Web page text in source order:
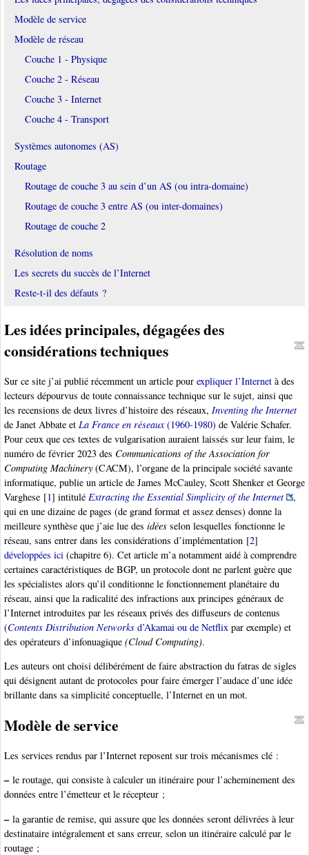
Modèle de service
Modèle de réseau
Couche 1 - Physique
Couche 2 - Réseau
Couche 3 - Internet
Couche 4 - Transport
Systèmes autonomes (AS)
Routage
Routage de couche 3 au sein d’un AS (ou intra-domaine)
Routage de couche 3 entre AS (ou inter-domaines)
Routage de couche 2
Résolution de noms
Les secrets du succès de l’Internet
Reste-t-il des défauts ?
Les idées principales, dégagées des
considérations techniques
Sur ce site j’ai publié récemment un article pour expliquer l’Internet à des
lecteurs dépourvus de toute connaissance technique sur le sujet, ainsi que
les recensions de deux livres d’histoire des réseaux, Inventing the Internet
de Janet Abbate et La France en réseaux(1960-1980) de Valérie Schafer.
Pour ceux que ces textes de vulgarisation auraient laissés sur leur faim, le
numéro de février 2023 des Communications of the Association for
Computing Machinery (CACM), l’organe de la principale société savante
informatique, publie un article de James McCauley, Scott Shenker et George
Varghese [1] intitulé Extracting the Essential Simplicity of the Internet
,
qui en une dizaine de pages (de grand format et assez denses) donne la
meilleure synthèse que j’aie lue des idées selon lesquelles fonctionne le
réseau, sans entrer dans les considérations d’implémentation [2]
développées ici (chapitre 6). Cet article m’a notamment aidé à comprendre
certaines caractéristiques de BGP, un protocole dont ne parlent guère que
les spécialistes alors qu’il conditionne le fonctionnement planétaire du
réseau, ainsi que la radicalité des infractions aux principes généraux de
l’Internet introduites par les réseaux privés des diffuseurs de contenus
(Contents Distribution Networks d’Akamai ou de Netflix par exemple) et
des opérateurs d’infonuagique (Cloud Computing).
Les auteurs ont choisi délibérément de faire abstraction du fatras de sigles
qui désignent autant de protocoles pour faire émerger l’audace d’une idée
brillante dans sa simplicité conceptuelle, l’Internet en un mot.
Modèle de service
Les services rendus par l’Internet reposent sur trois mécanismes clé :
–le routage, qui consiste à calculer un itinéraire pour l’acheminement des
données entre l’émetteur et le récepteur ;
–la garantie de remise, qui assure que les données seront délivrées à leur
destinataire intégralement et sans erreur, selon un itinéraire calculé par le
routage ;